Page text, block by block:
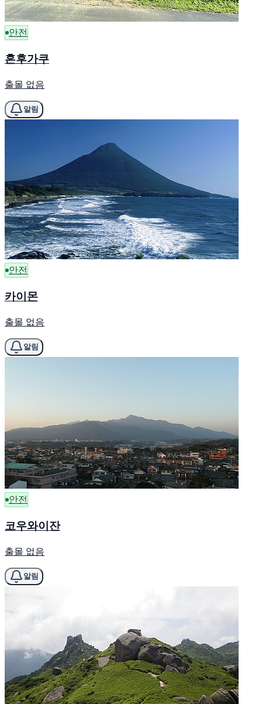
안전
혼후가쿠
출몰 없음
알림
안전
카이몬
출몰 없음
알림
안전
코우와이잔
출몰 없음
알림